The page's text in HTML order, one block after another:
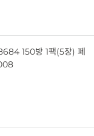
150방 1팩(5장) 페